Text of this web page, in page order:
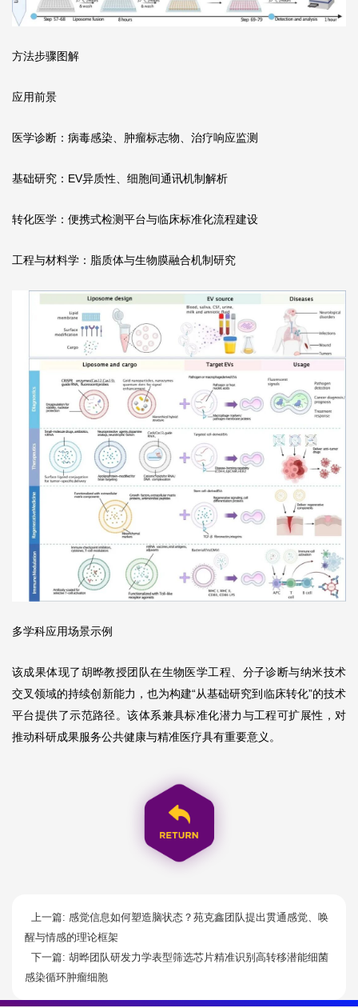
方法步骤图解
应用前景
医学诊断：病毒感染、肿瘤标志物、治疗响应监测
基础研究：EV异质性、细胞间通讯机制解析
转化医学：便携式检测平台与临床标准化流程建设
工程与材料学：脂质体与生物膜融合机制研究
多学科应用场景示例
该成果体现了胡晔教授团队在生物医学工程、分子诊断与纳米技术
交叉领域的持续创新能力，也为构建“从基础研究到临床转化”的技术
平台提供了示范路径。该体系兼具标准化潜力与工程可扩展性，对
推动科研成果服务公共健康与精准医疗具有重要意义。
上一篇: 感觉信息如何塑造脑状态？苑克鑫团队提出贯通感觉、唤
醒与情感的理论框架
下一篇: 胡晔团队研发力学表型筛选芯片精准识别高转移潜能细菌
感染循环肿瘤细胞